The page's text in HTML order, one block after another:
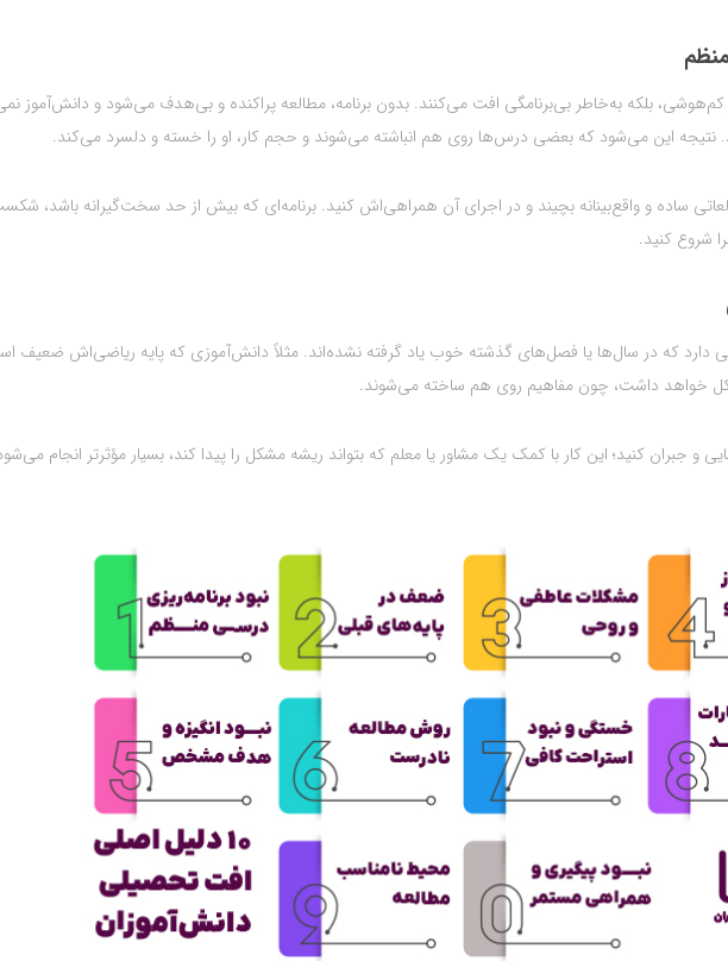
کم‌هوشی، بلکه به‌خاطر بی‌برنامگی افت می‌کنند. بدون برنامه، مطالعه پراکنده و بی‌هدف می‌شود و دانش‌آموز
نتیجه این می‌شود که بعضی درس‌ها روی هم انباشته می‌شوند و حجم کار، او را خسته و دلسرد می‌کند.
ساده و واقع‌بینانه بچیند و در اجرای آن همراهی‌اش کنید. برنامه‌ای که بیش از حد سخت‌گیرانه باشد،
شروع کنید.
دارد که در سال‌ها یا فصل‌های گذشته خوب یاد گرفته نشده‌اند. مثلاً دانش‌آموزی که پایه ریاضی‌اش ضعیف
خواهد داشت، چون مفاهیم روی هم ساخته می‌شوند.
و جبران کنید؛ این کار با کمک یک مشاور یا معلم که بتواند ریشه مشکل را پیدا کند، بسیار مؤثرتر انجام